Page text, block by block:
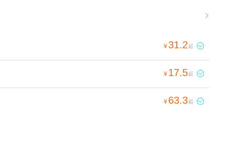

¥31.2 起 
¥ 17.5起 
¥ 63.3起 